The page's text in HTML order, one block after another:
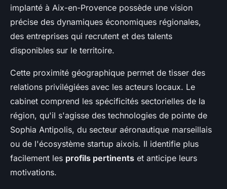
implanté à Aix-en-Provence possède une vision
précise des dynamiques économiques régionales,
des entreprises qui recrutent et des talents
disponibles sur le territoire.
Cette proximité géographique permet de tisser des
relations privilégiées avec les acteurs locaux. Le
cabinet comprend les spécificités sectorielles de la
région, qu'il s'agisse des technologies de pointe de
Sophia Antipolis, du secteur aéronautique marseillais
ou de l'écosystème startup aixois. Il identifie plus
facilement les profils pertinents et anticipe leurs
motivations.